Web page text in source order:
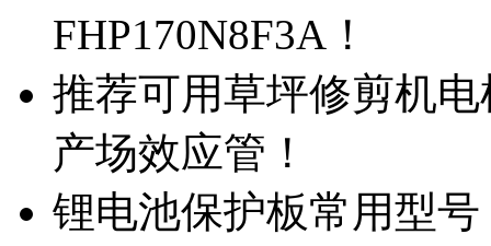
FHP170N8F3A！
推荐可用草坪修剪机电
产场效应管！
锂电池保护板常用型号